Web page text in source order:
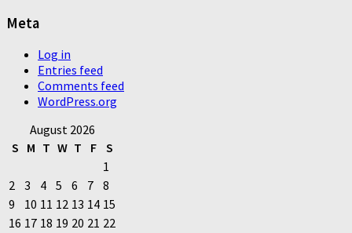
Meta
Log in
Entries feed
Comments feed
WordPress.org
August 2026
S M T W T F S
1
2 3 4 5 6 7 8
9
10 11 12 13 14 15
16 17 18 19 20 21 22